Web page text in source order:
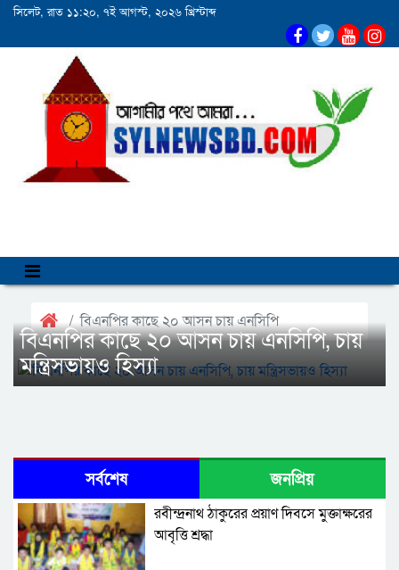
সিলেট, রাত ১১:২০, ৭ই আগস্ট, ২০২৬ খ্রিস্টাব্দ
বিএনপির কাছে ২০ আসন চায় এনসিপি
বিএনপির কাছে ২০ আসন চায় এনসিপি, চায়
মন্ত্রিসভায়ও হিস্যা
সর্বশেষ জনপ্রিয়
রবীন্দ্রনাথ ঠাকুরের প্রয়াণ দিবসে মুক্তাক্ষরের
আবৃত্তি শ্রদ্ধা